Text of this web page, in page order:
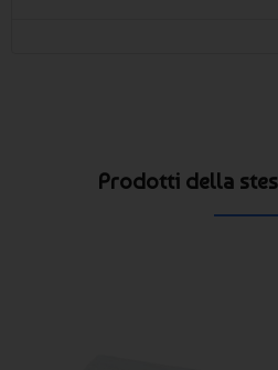
Prodotti della